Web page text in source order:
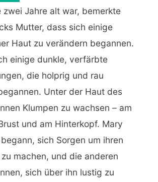
zwei Jahre alt war, bemerkte
Mutter, dass sich einige
Haut zu verändern begannen.
einige dunkle, verfärbte
die holprig und rau
Unter der Haut des
Klumpen zu wachsen – am
und am Hinterkopf. Mary
sich Sorgen um ihren
machen, und die anderen
sich über ihn lustig zu